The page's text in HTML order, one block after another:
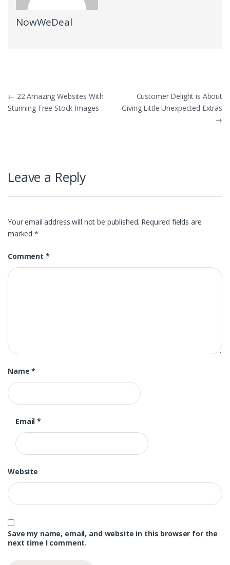
NowWeDeal
Post
navigation
← 22 Amazing Websites With
Stunning Free Stock Images
Customer Delight is About
Giving Little Unexpected Extras
→
Leave a Reply
Your email address will not be published. Required fields are
marked*
Comment *
Name*
Email*
Website
Save my name, email, and website in this browser for the
next time I comment.